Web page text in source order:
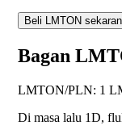
Beli LMTON
Bagan
LMTON/PLN: 1
Di masa lalu 1D,